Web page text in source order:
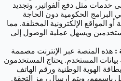
خدمات مثل دفع الفواتير، وتجديد
البرامج الحكومية دون الحاجة
أو المواقع الإلكترونية المختلفة. مما
ويسهل عملية الوصول إلى
: هذه المنصة عبر الإنترنت مصممة
المستخدم. يحتاج المستخدمون
الهوية الوطنية ورقم الهاتف
باسمهم، ويتم إرسال رمز التحقق